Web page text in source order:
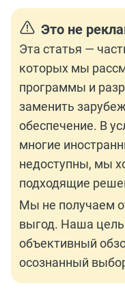
Это не
Эта статья —
которых мы
программы и
заменить
обеспечение. В
многие
недоступны, мы
подходящие
Мы не получаем
выгод. Наша
объективный
осознанный